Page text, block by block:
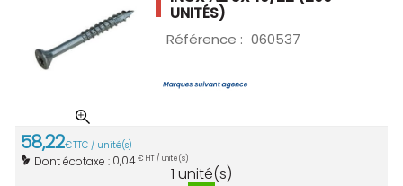
UNITÉS)
Référence : 060537
58,22€TTC / unité(s)
Dont écotaxe : 0,04€ HT / unité(s)
1 unité(s)